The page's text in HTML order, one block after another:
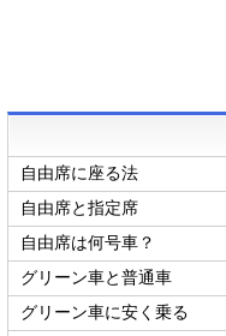
自由席に座る法
自由席と指定席
自由席は何号車？
グリーン車と普通車
グリーン車に安く乗る